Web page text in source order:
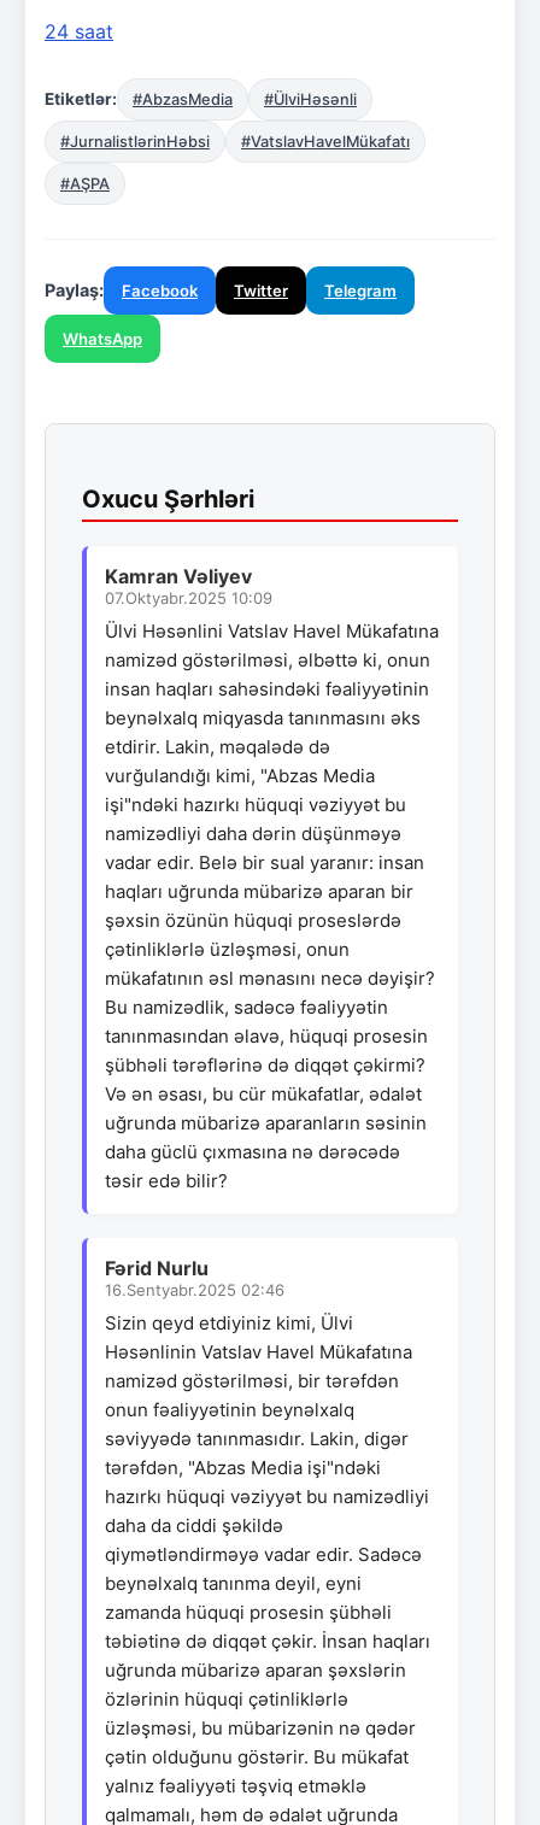
24 saat
Etiketlər: #AbzasMedia #ÜlviHəsənli
#JurnalistlərinHəbsi #VatslavHavelMükafatı
#AŞPA
Paylaş: Facebook Twitter Telegram
WhatsApp
Oxucu Şərhləri
Kamran Vəliyev
07.Oktyabr.2025 10:09
Ülvi Həsənlini Vatslav Havel Mükafatına
namizəd göstərilməsi, əlbəttə ki, onun
insan haqları sahəsindəki fəaliyyətinin
beynəlxalq miqyasda tanınmasını əks
etdirir. Lakin, məqalədə də
vurğulandığı kimi, "Abzas Media
işi"ndəki hazırkı hüquqi vəziyyət bu
namizədliyi daha dərin düşünməyə
vadar edir. Belə bir sual yaranır: insan
haqları uğrunda mübarizə aparan bir
şəxsin özünün hüquqi proseslərdə
çətinliklərlə üzləşməsi, onun
mükafatının əsl mənasını necə dəyişir?
Bu namizədlik, sadəcə fəaliyyətin
tanınmasından əlavə, hüquqi prosesin
şübhəli tərəflərinə də diqqət çəkirmi?
Və ən əsası, bu cür mükafatlar, ədalət
uğrunda mübarizə aparanların səsinin
daha güclü çıxmasına nə dərəcədə
təsir edə bilir?
Fərid Nurlu
16.Sentyabr.2025 02:46
Sizin qeyd etdiyiniz kimi, Ülvi
Həsənlinin Vatslav Havel Mükafatına
namizəd göstərilməsi, bir tərəfdən
onun fəaliyyətinin beynəlxalq
səviyyədə tanınmasıdır. Lakin, digər
tərəfdən, "Abzas Media işi"ndəki
hazırkı hüquqi vəziyyət bu namizədliyi
daha da ciddi şəkildə
qiymətləndirməyə vadar edir. Sadəcə
beynəlxalq tanınma deyil, eyni
zamanda hüquqi prosesin şübhəli
təbiətinə də diqqət çəkir. İnsan haqları
uğrunda mübarizə aparan şəxslərin
özlərinin hüquqi çətinliklərlə
üzləşməsi, bu mübarizənin nə qədər
çətin olduğunu göstərir. Bu mükafat
yalnız fəaliyyəti təşviq etməklə
qalmamalı, həm də ədalət uğrunda